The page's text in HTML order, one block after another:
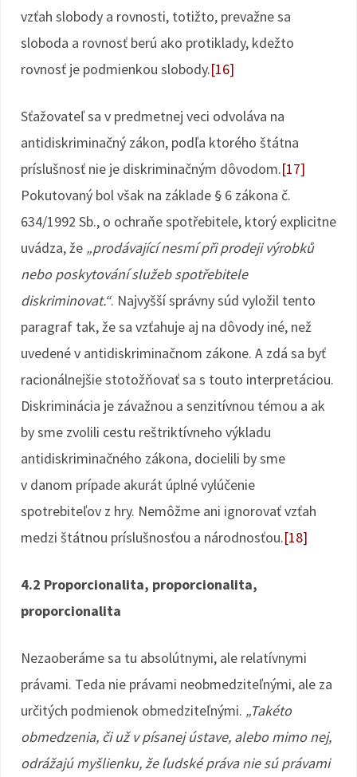
vzťah slobody a rovnosti, totižto, prevažne sa
sloboda a rovnosť berú ako protiklady, kdežto
rovnosť je podmienkou slobody.[16]
Sťažovateľ sa v predmetnej veci odvoláva na
antidiskriminačný zákon, podľa ktorého štátna
príslušnosť nie je diskriminačným dôvodom.[17]
Pokutovaný bol však na základe § 6 zákona č.
634/1992 Sb., o ochraňe spotřebitele, ktorý explicitne
uvádza, že „prodávající nesmí při prodeji výrobků
nebo poskytování služeb spotřebitele
diskriminovat.“. Najvyšší správny súd vyložil tento
paragraf tak, že sa vzťahuje aj na dôvody iné, než
uvedené v antidiskriminačnom zákone. A zdá sa byť
racionálnejšie stotožňovať sa s touto interpretáciou.
Diskriminácia je závažnou a senzitívnou témou a ak
by sme zvolili cestu reštriktívneho výkladu
antidiskriminačného zákona, docielili by sme
v danom prípade akurát úplné vylúčenie
spotrebiteľov z hry. Nemôžme ani ignorovať vzťah
medzi štátnou príslušnosťou a národnosťou.[18]
4.2 Proporcionalita, proporcionalita,
proporcionalita
Nezaoberáme sa tu absolútnymi, ale relatívnymi
právami. Teda nie právami neobmedziteľnými, ale za
určitých podmienok obmedziteľnými. „Takéto
obmedzenia, či už v písanej ústave, alebo mimo nej,
odrážajú myšlienku, že ľudské práva nie sú právami